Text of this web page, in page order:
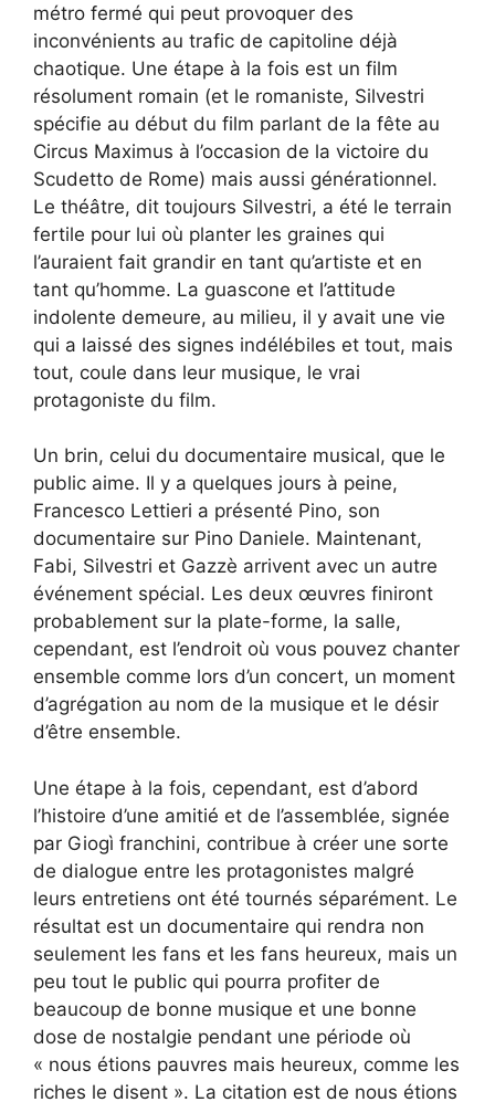
métro fermé qui peut provoquer des
inconvénients au trafic de capitoline déjà
chaotique. Une étape à la fois est un film
résolument romain (et le romaniste, Silvestri
spécifie au début du film parlant de la fête au
Circus Maximus à l’occasion de la victoire du
Scudetto de Rome) mais aussi générationnel.
Le théâtre, dit toujours Silvestri, a été le terrain
fertile pour lui où planter les graines qui
l’auraient fait grandir en tant qu’artiste et en
tant qu’homme. La guascone et l’attitude
indolente demeure, au milieu, il y avait une vie
qui a laissé des signes indélébiles et tout, mais
tout, coule dans leur musique, le vrai
protagoniste du film.
Un brin, celui du documentaire musical, que le
public aime. Il y a quelques jours à peine,
Francesco Lettieri a présenté Pino, son
documentaire sur Pino Daniele. Maintenant,
Fabi, Silvestri et Gazzè arrivent avec un autre
événement spécial. Les deux œuvres finiront
probablement sur la plate-forme, la salle,
cependant, est l’endroit où vous pouvez chanter
ensemble comme lors d’un concert, un moment
d’agrégation au nom de la musique et le désir
d’être ensemble.
Une étape à la fois, cependant, est d’abord
l’histoire d’une amitié et de l’assemblée, signée
par Giogì franchini, contribue à créer une sorte
de dialogue entre les protagonistes malgré
leurs entretiens ont été tournés séparément. Le
résultat est un documentaire qui rendra non
seulement les fans et les fans heureux, mais un
peu tout le public qui pourra profiter de
beaucoup de bonne musique et une bonne
dose de nostalgie pendant une période où
« nous étions pauvres mais heureux, comme les
riches le disent ». La citation est de nous étions